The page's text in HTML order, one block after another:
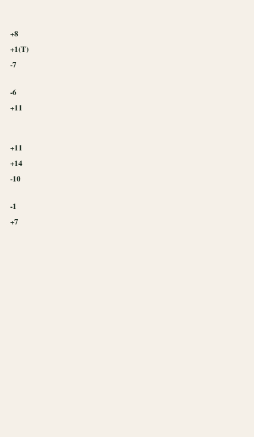
+8
+1(T)
-7
-6
+11
+11
+14
-10
-1
+7